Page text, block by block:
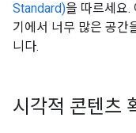
Standard)을 따르세요.
기에서 너무 많은 공간
니다.
시각적 콘텐츠